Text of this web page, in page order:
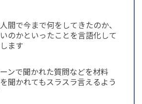
間で今まで何をしてきたのか、
のかといったことを言語化して
ます
ンで聞かれた質問などを材料
聞かれてもスラスラ言えるよう